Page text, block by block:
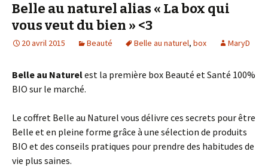
Belle au naturel alias « La box qui
vous veut du bien » <3
20 avril 2015 Beauté Belle au naturel, box MaryD
Belle au Naturelest la première box Beauté et Santé 100%
BIO sur le marché.
Le coffret Belle au Naturel vous délivre ces secrets pour être
Belle et en pleine forme grâce à une sélection de produits
BIO et des conseils pratiques pour prendre des habitudes de
vie plus saines.